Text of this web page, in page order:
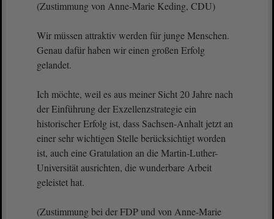
(Zustimmung von Anne-Marie Keding, CDU)
Wir müssen attraktiv werden für junge Menschen.
Genau dafür haben wir einen großen Erfolg
gelandet.
Ich möchte, weil es aus meiner Sicht 20 Jahre nach
der Einführung der Exzellenzstrategie ein
historischer Erfolg ist, dass Sachsen-Anhalt jetzt an
einer sehr wichtigen Stelle berücksichtigt worden
ist, auch eine Gratulation an die Martin-Luther-
Universität ausrichten, die wunderbare Arbeit
geleistet hat.
(Zustimmung bei der FDP und von Anne-Marie